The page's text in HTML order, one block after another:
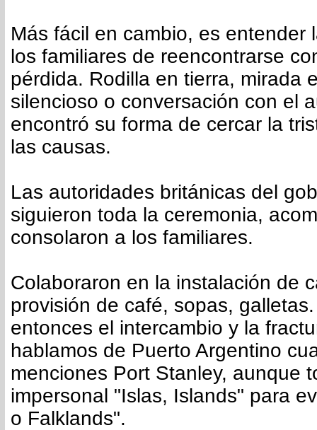
Más fácil en cambio, es entender
los familiares de reencontrarse
pérdida. Rodilla en tierra, mirada
silencioso o conversación con el
encontró su forma de cercar la
las causas.
Las autoridades británicas del
siguieron toda la ceremonia,
consolaron a los familiares.
Colaboraron en la instalación de
provisión de café, sopas,
entonces el intercambio y la
hablamos de Puerto Argentino
menciones Port Stanley, aunque
impersonal "Islas, Islands" para
o Falklands".